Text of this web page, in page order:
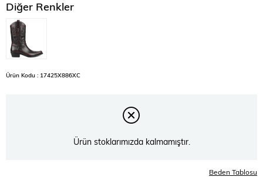
Diğer Renkler
Ürün Kodu : 17425X886XC
Ürün stoklarımızda kalmamıştır.
Beden Tablosu